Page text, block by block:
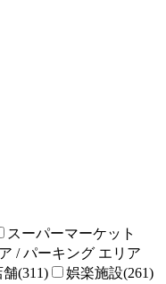
スーパーマーケット
/ パーキング エリア
舗(311)
娯楽施設(261)